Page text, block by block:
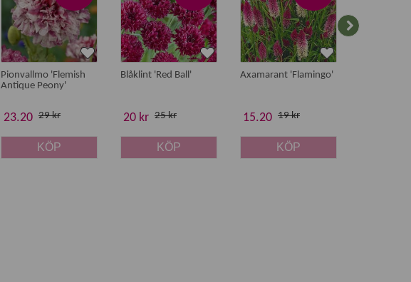
Pionvallmo 'Flemish
Antique Peony'
23.20 29 kr
KÖP
Blåklint 'Red Ball'
20 kr 25 kr
KÖP
Axamarant 'Flamingo'
15.20 19 kr
KÖP